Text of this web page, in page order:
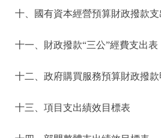
十、國有資本經營預算財政撥款支
十一、財政撥款“三公”經費支出表
十二、政府購買服務預算財政撥款
十三、項目支出績效目標表